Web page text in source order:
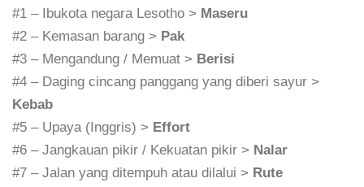
#1 – Ibukota negara Lesotho > Maseru
#2 – Kemasan barang > Pak
#3 – Mengandung / Memuat > Berisi
#4 – Daging cincang panggang yang diberi sayur >
Kebab
#5 – Upaya (Inggris) > Effort
#6 – Jangkauan pikir / Kekuatan pikir > Nalar
#7 – Jalan yang ditempuh atau dilalui > Rute